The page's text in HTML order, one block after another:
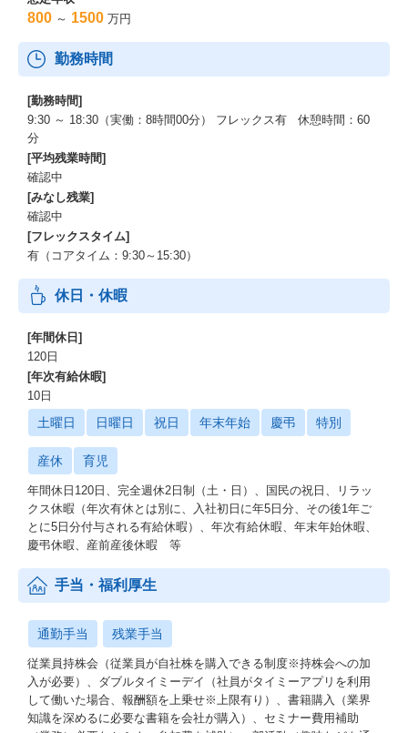
だきます。
単なるプロダクトの説明・提案に留まらず、クライアントの経営
層（CxOクラス）を巻き込みながら、
事業/人事戦略の立案から実行までを一気通貫でサポートする「真
～ミッション事例とインパクト～
潜在的に当社プロダクトをご利用いただける市場は非常に大き
く、このポジションでは事業の成長に直結するダイナミックなイ
ンパクトを創出できます。
以下は、あなたが担当するアカウントで期待されるビジネスイン
パクトの一例です
＊対象クライアント：小売業界のリーディングカンパニー（全国
数千店舗を展開）
＊現在の活用状況：ポテンシャルに対し低水準（例：利用店舗は1
＊期待されるインパクト：戦略的な深耕・展開により年間で数億
円の売上増加に直結する見込み
～役割～
▼1日密着！ しごとリーチ！
https://www.youtube.com/watch?v=kVkf4h2nsq8
★やりがい・魅力
～魅力～
・日本が抱える人手不足/人的課題を根本から解決できうるプロダ
クトです
イアンスを組みながら企業の根幹に関わる課題解決に取り組みま
す
・自身の提案一つが、数千億円規模の企業の経営戦略、オペレー
ション、市場における競争優位性を左右する、極めて大きな社会
的インパクトを生み出すことができます
800 ～ 1500 万円
勤務時間
[勤務時間]
9:30 ～ 18:30（実働：8時間00分） フレックス有 休憩時間：60
分
[平均残業時間]
確認中
[みなし残業]
確認中
[フレックスタイム]
有（コアタイム：9:30～15:30）
休日・休暇
[年間休日]
120日
[年次有給休暇]
10日
土曜日 日曜日 祝日 年末年始 慶弔 特別
産休 育児
年間休日120日、完全週休2日制（土・日）、国民の祝日、リラッ
クス休暇（年次有休とは別に、入社初日に年5日分、その後1年ご
とに5日分付与される有給休暇）、年次有給休暇、年末年始休暇、
慶弔休暇、産前産後休暇 等
手当・福利厚生
通勤手当 残業手当
従業員持株会（従業員が自社株を購入できる制度※持株会への加
入が必要）、ダブルタイミーデイ（社員がタイミーアプリを利用
して働いた場合、報酬額を上乗せ※上限有り）、書籍購入（業界
知識を深めるに必要な書籍を会社が購入）、セミナー費用補助